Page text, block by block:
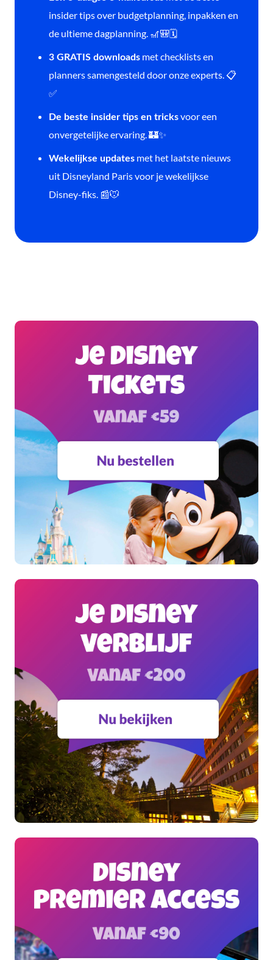
insider tips over budgetplanning, inpakken en
de ultieme dagplanning. 🎢🎒🗓️
3 GRATIS downloads met checklists en
planners samengesteld door onze experts. 📋
✅
De beste insider tips en tricksvoor een
onvergetelijke ervaring. 🏰✨
Wekelijkse updates met het laatste nieuws
uit Disneyland Paris voor je wekelijkse
Disney-fiks. 📰🐭